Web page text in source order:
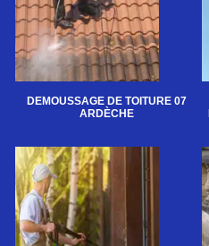
DEMOUSSAGE DE TOITURE 07
ARDÈCHE